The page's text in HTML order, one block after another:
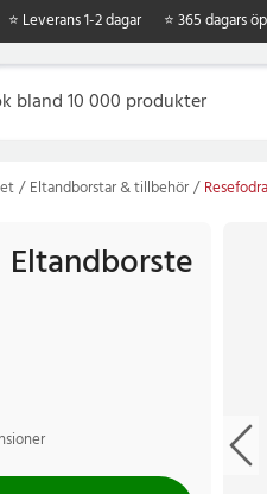
⭐ Leverans 1-2 dagar ⭐ 365 dagars
Eltandborstar & tillbehör